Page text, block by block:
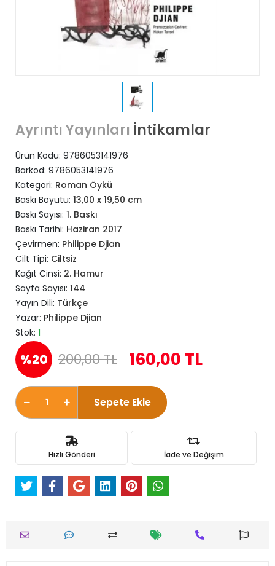
Ayrıntı Yayınları İntikamlar
Ürün Kodu: 9786053141976
Barkod: 9786053141976
Kategori: Roman Öykü
Baskı Boyutu: 13,00 x 19,50 cm
Baskı Sayısı: 1. Baskı
Baskı Tarihi: Haziran 2017
Çevirmen: Philippe Djian
Cilt Tipi: Ciltsiz
Kağıt Cinsi: 2. Hamur
Sayfa Sayısı: 144
Yayın Dili: Türkçe
Yazar: Philippe Djian
Stok: 1
%20 200,00 TL 160,00 TL
Sepete Ekle
Hızlı Gönderi İade ve Değişim